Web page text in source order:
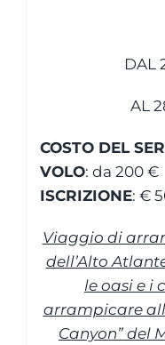
DAL
AL
COSTO DEL
VOLO: da 200 €
ISCRIZIONE: €
Viaggio di
dell’Alto
le oasi e i
arrampicare
Canyon” del